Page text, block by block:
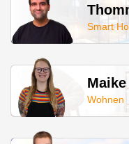
Smart
Maike
Wohnen